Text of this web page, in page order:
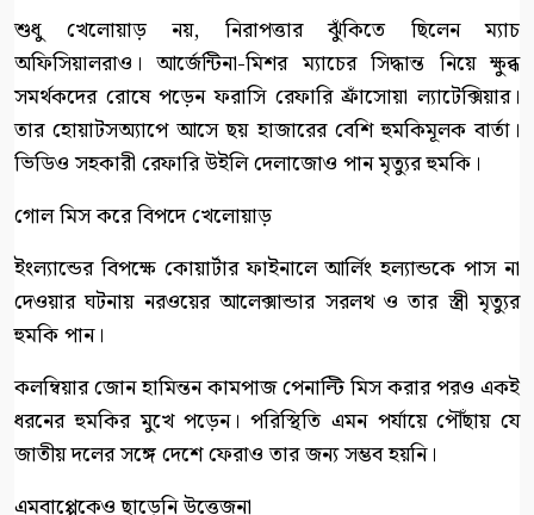
শুধু খেলোয়াড় নয়, নিরাপত্তার ঝুঁকিতে ছিলেন ম্যাচ
অফিসিয়ালরাও। আর্জেন্টিনা-মিশর ম্যাচের সিদ্ধান্ত নিয়ে ক্ষুব্ধ
সমর্থকদের রোষে পড়েন ফরাসি রেফারি ফ্রাঁসোয়া ল্যাটেক্সিয়ার।
তার হোয়াটসঅ্যাপে আসে ছয় হাজারের বেশি হুমকিমূলক বার্তা।
ভিডিও সহকারী রেফারি উইলি দেলাজোও পান মৃত্যুর হুমকি।
গোল মিস করে বিপদে খেলোয়াড়
ইংল্যান্ডের বিপক্ষে কোয়ার্টার ফাইনালে আর্লিং হল্যান্ডকে পাস না
দেওয়ার ঘটনায় নরওয়ের আলেক্সান্ডার সরলথ ও তার স্ত্রী মৃত্যুর
হুমকি পান।
কলম্বিয়ার জোন হামিন্তন কামপাজ পেনাল্টি মিস করার পরও একই
ধরনের হুমকির মুখে পড়েন। পরিস্থিতি এমন পর্যায়ে পৌঁছায় যে
জাতীয় দলের সঙ্গে দেশে ফেরাও তার জন্য সম্ভব হয়নি।
এমবাপ্পেকেও ছাড়েনি উত্তেজনা